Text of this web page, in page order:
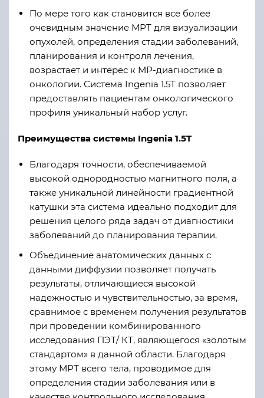
По мере того как становится все более
очевидным значение МРТ для визуализации
опухолей, определения стадии заболеваний,
планирования и контроля лечения,
возрастает и интерес к МР-диагностике в
онкологии. Система Ingenia 1.5T позволяет
предоставлять пациентам онкологического
профиля уникальный набор услуг.
Преимущества системы Ingenia 1.5T
Благодаря точности, обеспечиваемой
высокой однородностью магнитного поля, а
также уникальной линейности градиентной
катушки эта система идеально подходит для
решения целого ряда задач от диагностики
заболеваний до планирования терапии.
Объединение анатомических данных с
данными диффузии позволяет получать
результаты, отличающиеся высокой
надежностью и чувствительностью, за время,
сравнимое с временем получения результатов
при проведении комбинированного
исследования ПЭТ/ КТ, являющегося «золотым
стандартом» в данной области. Благодаря
этому МРТ всего тела, проводимое для
определения стадии заболевания или в